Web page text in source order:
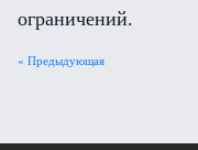
ограничений.
« Предыдующая